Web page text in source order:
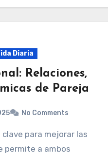
Diaria
Relaciones,
de Pareja
No Comments
permite a ambos